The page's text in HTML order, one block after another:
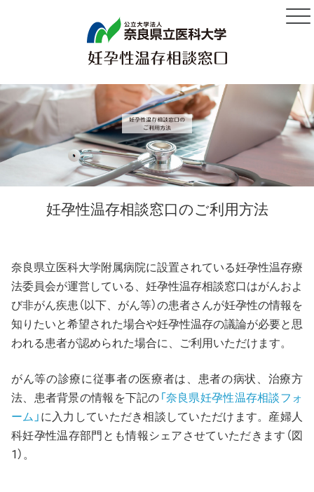
妊孕性温存相談窓口のご利用方法
奈良県立医科大学附属病院に設置されている妊孕性温存療
法委員会が運営している、妊孕性温存相談窓口はがんおよ
び非がん疾患（以下、がん等）の患者さんが妊孕性の情報を
知りたいと希望された場合や妊孕性温存の議論が必要と思
われる患者が認められた場合に、ご利用いただけます。
がん等の診療に従事者の医療者は、患者の病状、治療方
法、患者背景の情報を下記の「奈良県妊孕性温存相談フォ
ーム」に入力していただき相談していただけます。産婦人
科妊孕性温存部門とも情報シェアさせていただきます（図
1）。